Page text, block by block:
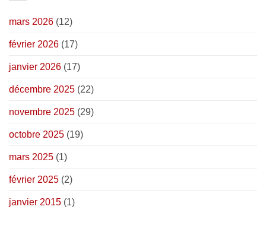
mars 2026 (12)
février 2026 (17)
janvier 2026 (17)
décembre 2025 (22)
novembre 2025 (29)
octobre 2025 (19)
mars 2025 (1)
février 2025 (2)
janvier 2015 (1)